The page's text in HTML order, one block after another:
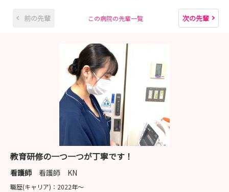
日野市立病院総務課 採用担当
前の先輩 この病院の先輩一覧 次の先輩
教育研修の一つ一つが丁寧です！
看護師 看護師 KN
職歴(キャリア)： 2022年〜